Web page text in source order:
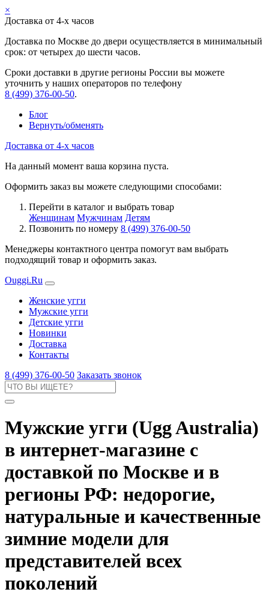
×
Доставка от 4-х часов
Доставка по Москве до двери осуществляется в минимальный
срок: от четырех до шести часов.
Сроки доставки в другие регионы России вы можете
уточнить у наших операторов по телефону
8 (499) 376-00-50.
Блог
Вернуть/обменять
Доставка от 4-х часов
На данный момент ваша корзина пуста.
Оформить заказ вы можете следующими способами:
Перейти в каталог и выбрать товар
Женщинам Мужчинам Детям
Позвонить по номеру 8 (499) 376-00-50
Менеджеры контактного центра помогут вам выбрать
подходящий товар и оформить заказ.
Ouggi.Ru
Женские угги
Мужские угги
Детские угги
Новинки
Доставка
Контакты
8 (499) 376-00-50 Заказать звонок
Мужские угги (Ugg Australia)
в интернет-магазине с
доставкой по Москве и в
регионы РФ: недорогие,
натуральные и качественные
зимние модели для
представителей всех
поколений